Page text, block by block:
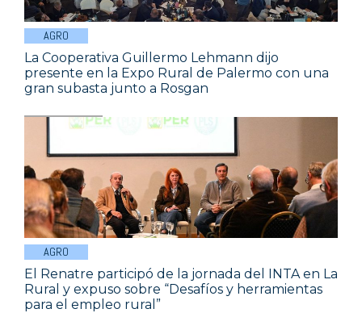
AGRO
La Cooperativa Guillermo Lehmann dijo
presente en la Expo Rural de Palermo con una
gran subasta junto a Rosgan
AGRO
El Renatre participó de la jornada del INTA en La
Rural y expuso sobre “Desafíos y herramientas
para el empleo rural”